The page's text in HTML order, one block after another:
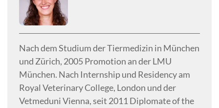
Nach dem Studium der Tiermedizin in München
und Zürich, 2005 Promotion an der LMU
München. Nach Internship und Residency am
Royal Veterinary College, London und der
Vetmeduni Vienna, seit 2011 Diplomate of the